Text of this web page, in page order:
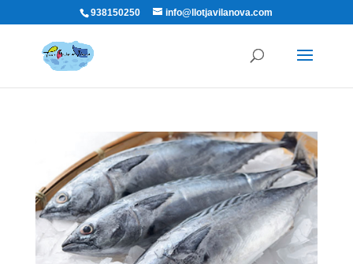
938150250 info@llotjavilanova.com